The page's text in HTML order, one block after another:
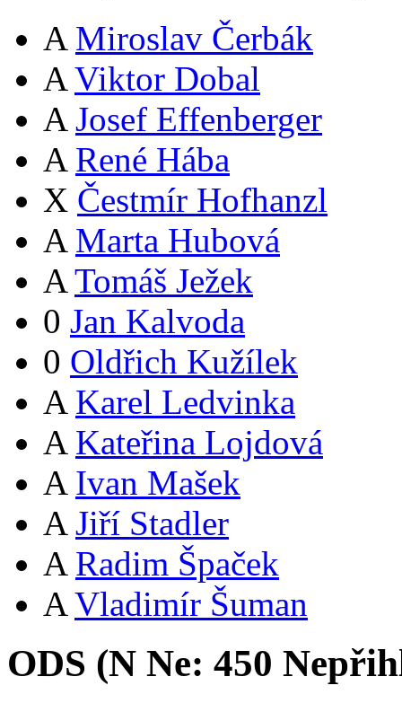
A Miroslav Čerbák
A Viktor Dobal
A Josef Effenberger
A René Hába
X Čestmír Hofhanzl
A Marta Hubová
A Tomáš Ježek
0 Jan Kalvoda
0 Oldřich Kužílek
A Karel Ledvinka
A Kateřina Lojdová
A Ivan Mašek
A Jiří Stadler
A Radim Špaček
A Vladimír Šuman
ODS (N Ne: 450